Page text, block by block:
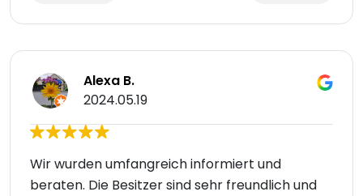
Alexa B.
2024.05.19
Wir wurden umfangreich informiert und
beraten. Die Besitzer sind sehr freundlich und